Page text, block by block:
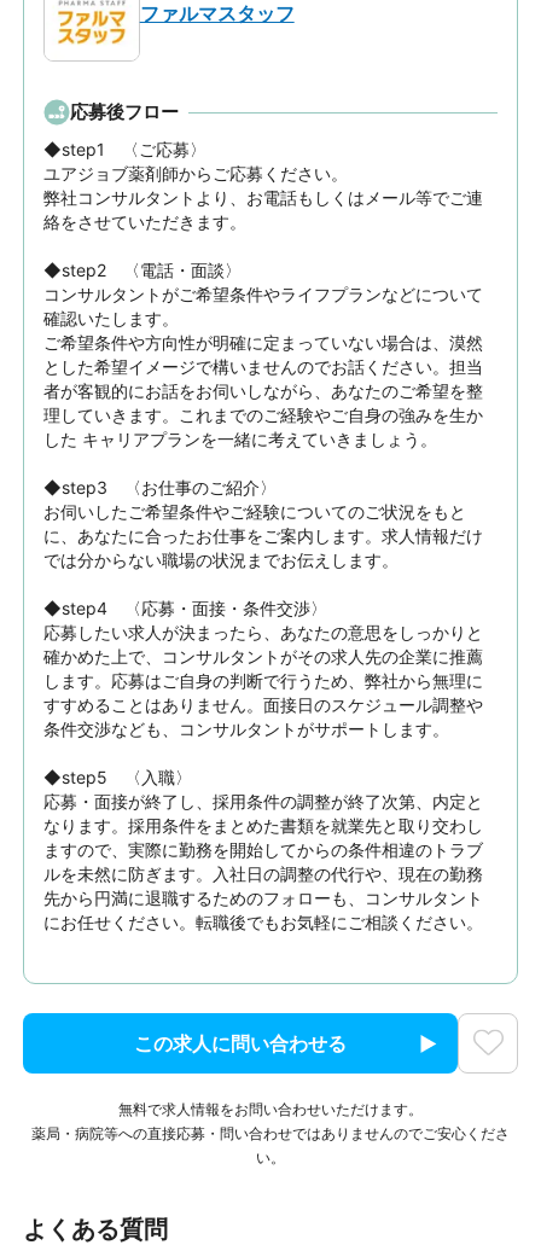
ファルマスタッフ
応募後フロー
◆step1　〈ご応募〉
ユアジョブ薬剤師からご応募ください。
弊社コンサルタントより、お電話もしくはメール等でご連
絡をさせていただきます。
◆step2　〈電話・面談〉
コンサルタントがご希望条件やライフプランなどについて
確認いたします。
ご希望条件や方向性が明確に定まっていない場合は、漠然
とした希望イメージで構いませんのでお話ください。担当
者が客観的にお話をお伺いしながら、あなたのご希望を整
理していきます。これまでのご経験やご自身の強みを生か
した キャリアプランを一緒に考えていきましょう。
◆step3　〈お仕事のご紹介〉
お伺いしたご希望条件やご経験についてのご状況をもと
に、あなたに合ったお仕事をご案内します。求人情報だけ
では分からない職場の状況までお伝えします。
◆step4　〈応募・面接・条件交渉〉
応募したい求人が決まったら、あなたの意思をしっかりと
確かめた上で、コンサルタントがその求人先の企業に推薦
します。応募はご自身の判断で行うため、弊社から無理に
すすめることはありません。面接日のスケジュール調整や
条件交渉なども、コンサルタントがサポートします。
◆step5　〈入職〉
応募・面接が終了し、採用条件の調整が終了次第、内定と
なります。採用条件をまとめた書類を就業先と取り交わし
ますので、実際に勤務を開始してからの条件相違のトラブ
ルを未然に防ぎます。入社日の調整の代行や、現在の勤務
先から円満に退職するためのフォローも、コンサルタント
にお任せください。転職後でもお気軽にご相談ください。
この求人に問い合わせる
無料で求人情報をお問い合わせいただけます。
薬局・病院等への直接応募・問い合わせではありませんのでご安心くださ
い。
よくある質問